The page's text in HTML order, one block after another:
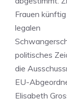
Frauen
legalen
politisches
die
EU-
Elisabeth